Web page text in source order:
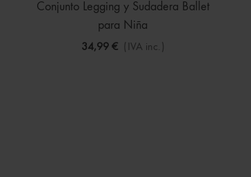
Conjunto Legging y Sudadera Ballet
para Niña
34,99 € (IVA inc.)